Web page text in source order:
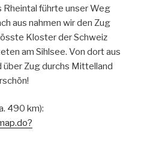
Rheintal führte unser Weg
aus nahmen wir den Zug
Kloster der Schweiz
am Sihlsee. Von dort aus
über Zug durchs Mittelland
490 km):